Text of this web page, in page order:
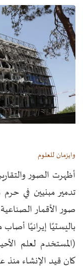
وايزمان للعلوم
أظهرت الصور
تدمير مبنيين في
صور الأقمار
باليستيًا إيرانيًا
(المستخدم لعلم
كان قيد الإنشاء منذ عام